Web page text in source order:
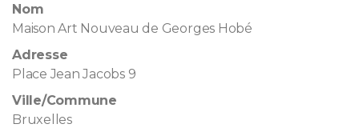
Nom
Maison Art Nouveau de Georges Hobé
Adresse
Place Jean Jacobs 9
Ville/Commune
Bruxelles